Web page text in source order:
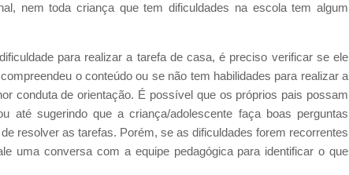
nem toda criança que tem dificuldades na escola tem algum
para realizar a tarefa de casa, é preciso verificar se ele
o conteúdo ou se não tem habilidades para realizar a
conduta de orientação. É possível que os próprios pais possam
até sugerindo que a criança/adolescente faça boas perguntas
resolver as tarefas. Porém, se as dificuldades forem recorrentes
uma conversa com a equipe pedagógica para identificar o que